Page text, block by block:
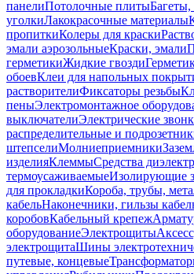
панелиПотолочные плиты
уголкиЛакокрасочные материалы
пропиткиКолеры для краски
эмали аэрозольныеКраски, эмали
герметикиЖидкие гвозди
обоевКлеи для напольных
растворителиФиксаторы резьбы
пеныЭлектромонтажное
выключателиЭлектрические
распределительные и
штепселиМолниеприемники
изделияКлеммыСредства
термоусаживаемыеИзолирующие
для прокладкиКороба, трубы,
кабельНаконечники, гильзы
коробовКабельный крепеж
оборудованиеЭлектрощиты
электрощитаШины
путевые, концевые